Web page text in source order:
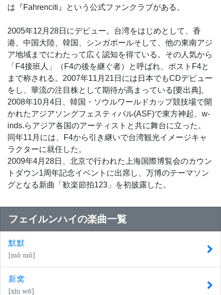
は『Fahrenciti』という公式ファンクラブがある。
2005年12月28日にデビュー。台湾をはじめとして、香
港、中国大陸、韓国、シンガポールそして、他の東南アジ
ア地域までにわたって広く認知を得ている。その人気から
「F4接班人」（F4の後を継ぐ者）と呼ばれ、ポストF4と
まで称される。2007年11月21日には日本でもCDデビュー
をし、華流の注目株として期待が高まっている[要出典]。
2008年10月4日、韓国・ソウルワールドカップ競技場で開
かれたアジアソングフェスティバル(ASF)で東方神起、w-
inds.らアジア各国のアーティストと共に舞台に立った。
同年11月には、F4から引き継いで台湾観光イメージキャ
ラクターに就任した。
2009年4月28日、北京で行われた上海国際博覧会のカウン
トダウン1周年記念イベントに出席し、万博のテーマソン
グとなる新曲「歓楽節拍123」を初披露した。
フェイルンハイの楽曲一覧
默默
[mò mò]
新窝
[xīn wō]